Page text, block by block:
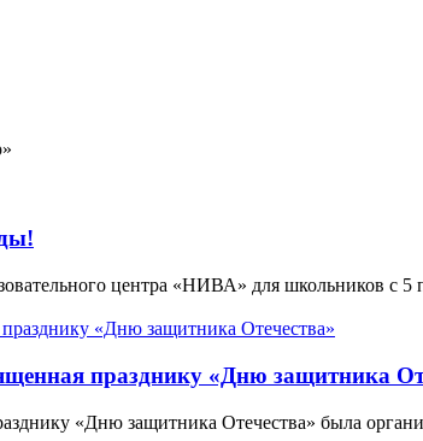
центра «НИВА» для школьников с 5
празднику «Дню защитника
«Дню защитника Отечества» была